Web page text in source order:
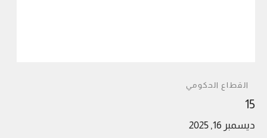
القطاع الحكومي
15
ديسمبر 16, 2025